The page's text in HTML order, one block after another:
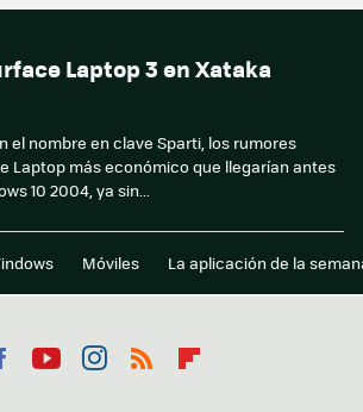
Laptop 3 en Xataka
el nombre en clave Sparti, los rumores
Laptop más económico que llegarían antes
10 2004, ya sin...
Móviles La aplicación de la